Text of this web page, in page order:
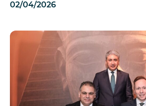
02/04/2026